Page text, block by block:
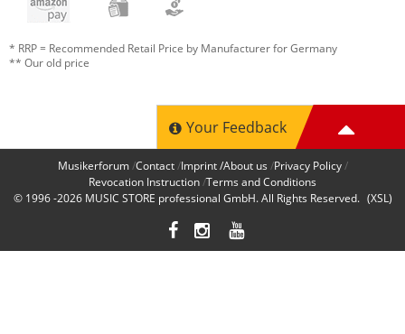
* RRP = Recommended Retail Price by Manufacturer for Germany
** Our old price
Your Feedback
Musikerforum Contact Imprint /About us Privacy Policy
Revocation Instruction Terms and Conditions
© 1996 -2026 MUSIC STORE professional GmbH. All Rights Reserved. (XSL)